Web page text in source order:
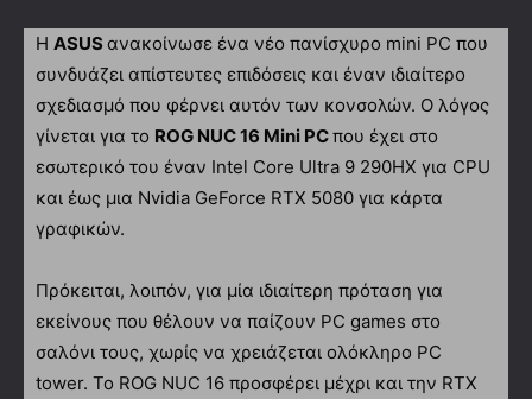
Η ASUS ανακοίνωσε ένα νέο πανίσχυρο mini PC που
συνδυάζει απίστευτες επιδόσεις και έναν ιδιαίτερο
σχεδιασμό που φέρνει αυτόν των κονσολών. Ο λόγος
γίνεται για το ROG NUC 16 Mini PCπου έχει στο
εσωτερικό του έναν Intel Core Ultra 9 290HX για CPU
και έως μια Nvidia GeForce RTX 5080 για κάρτα
γραφικών.
Πρόκειται, λοιπόν, για μία ιδιαίτερη πρόταση για
εκείνους που θέλουν να παίζουν PC games στο
σαλόνι τους, χωρίς να χρειάζεται ολόκληρο PC
tower. Το ROG NUC 16 προσφέρει μέχρι και την RTX